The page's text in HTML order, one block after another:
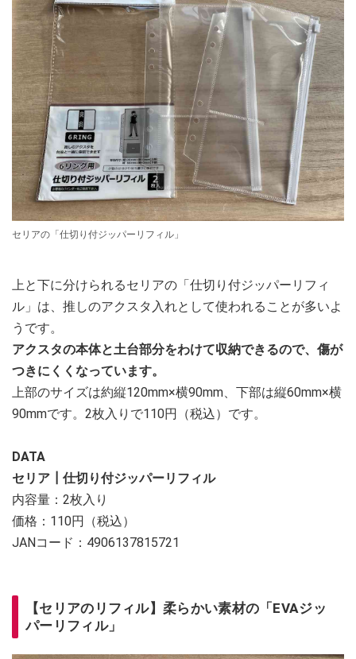
セリアの「仕切り付ジッパーリフィル」
上と下に分けられるセリアの「仕切り付ジッパーリフィ
ル」は、推しのアクスタ入れとして使われることが多いよ
うです。
アクスタの本体と土台部分をわけて収納できるので、傷が
つきにくくなっています。
上部のサイズは約縦120mm×横90mm、下部は縦60mm×横
90mmです。2枚入りで110円（税込）です。
DATA
セリア┃仕切り付ジッパーリフィル
内容量：2枚入り
価格：110円（税込）
JANコード：4906137815721
【セリアのリフィル】柔らかい素材の「EVAジッ
パーリフィル」